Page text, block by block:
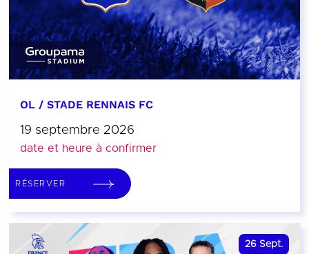
OL / STADE RENNAIS FC
19 septembre 2026
date et heure à confirmer
RÉSERVER
26 Sept.